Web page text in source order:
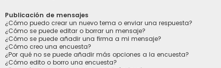
Publicación de mensajes
¿Cómo puedo crear un nuevo tema o enviar una respuesta?
¿Cómo se puede editar o borrar un mensaje?
¿Cómo se puede añadir una firma a mi mensaje?
¿Cómo creo una encuesta?
¿Por qué no se puede añadir más opciones a la encuesta?
¿Cómo edito o borro una encuesta?